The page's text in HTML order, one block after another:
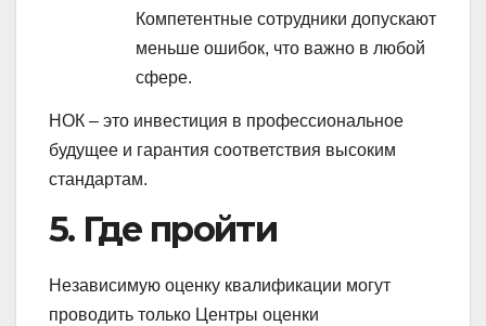
Компетентные сотрудники допускают
меньше ошибок, что важно в любой
сфере.
НОК – это инвестиция в профессиональное
будущее и гарантия соответствия высоким
стандартам.
5. Где пройти
Независимую оценку квалификации могут
проводить только Центры оценки